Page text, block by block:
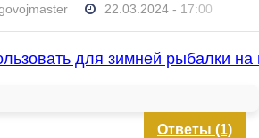
22.03.2024 - 17:00
для зимней рыбалки
Ответы (1)